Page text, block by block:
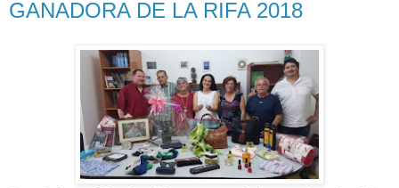
GANADORA DE LA RIFA 2018